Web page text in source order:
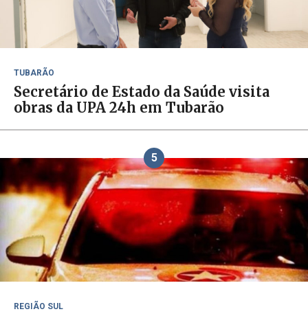
TUBARÃO
Secretário de Estado da Saúde visita
obras da UPA 24h em Tubarão
5
REGIÃO SUL